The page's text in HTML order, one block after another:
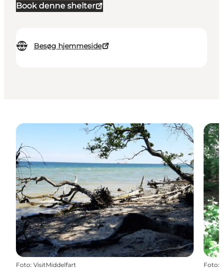
Book denne shelter
Besøg hjemmeside
Foto: VisitMiddelfart Foto: